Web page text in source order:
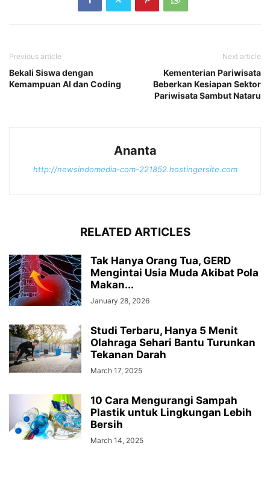
Previous article
Bekali Siswa dengan
Kemampuan AI dan Coding
Next article
Kementerian Pariwisata
Beberkan Kesiapan Sektor
Pariwisata Sambut Nataru
Ananta
http://newsindomedia-com-221852.hostingersite.com
RELATED ARTICLES
Tak Hanya Orang Tua, GERD
Mengintai Usia Muda Akibat Pola
Makan...
January 28, 2026
Studi Terbaru, Hanya 5 Menit
Olahraga Sehari Bantu Turunkan
Tekanan Darah
March 17, 2025
10 Cara Mengurangi Sampah
Plastik untuk Lingkungan Lebih
Bersih
March 14, 2025